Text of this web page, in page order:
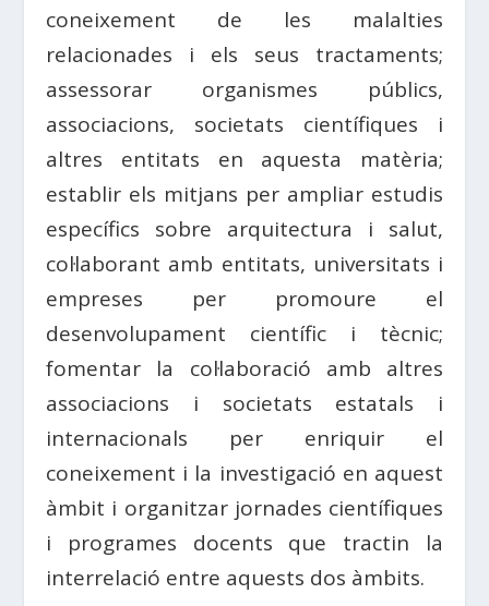
coneixement de les malalties
relacionades i els seus tractaments;
assessorar organismes públics,
associacions, societats científiques i
altres entitats en aquesta matèria;
establir els mitjans per ampliar estudis
específics sobre arquitectura i salut,
col·laborant amb entitats, universitats i
empreses per promoure el
desenvolupament científic i tècnic;
fomentar la col·laboració amb altres
associacions i societats estatals i
internacionals per enriquir el
coneixement i la investigació en aquest
àmbit i organitzar jornades científiques
i programes docents que tractin la
interrelació entre aquests dos àmbits.